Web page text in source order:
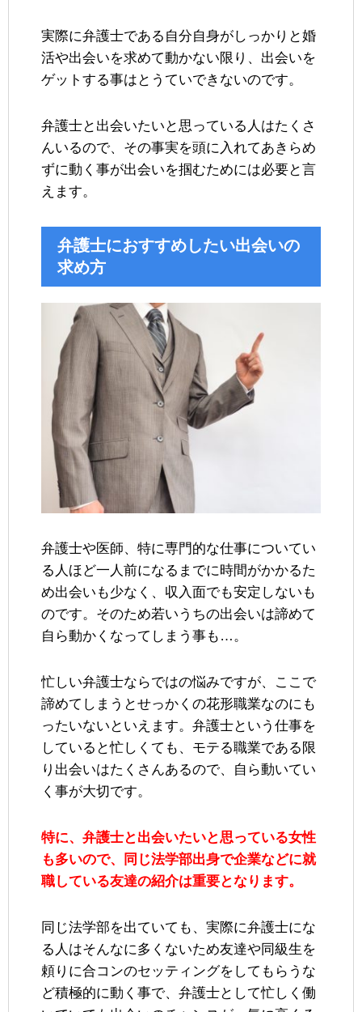
実際に弁護士である自分自身がしっかりと婚
活や出会いを求めて動かない限り、出会いを
ゲットする事はとうていできないのです。
弁護士と出会いたいと思っている人はたくさ
んいるので、その事実を頭に入れてあきらめ
ずに動く事が出会いを掴むためには必要と言
えます。
弁護士におすすめしたい出会いの
求め方
弁護士や医師、特に専門的な仕事についてい
る人ほど一人前になるまでに時間がかかるた
め出会いも少なく、収入面でも安定しないも
のです。そのため若いうちの出会いは諦めて
自ら動かくなってしまう事も…。
忙しい弁護士ならではの悩みですが、ここで
諦めてしまうとせっかくの花形職業なのにも
ったいないといえます。弁護士という仕事を
していると忙しくても、モテる職業である限
り出会いはたくさんあるので、自ら動いてい
く事が大切です。
特に、弁護士と出会いたいと思っている女性
も多いので、同じ法学部出身で企業などに就
職している友達の紹介は重要となります。
同じ法学部を出ていても、実際に弁護士にな
る人はそんなに多くないため友達や同級生を
頼りに合コンのセッティングをしてもらうな
ど積極的に動く事で、弁護士として忙しく働